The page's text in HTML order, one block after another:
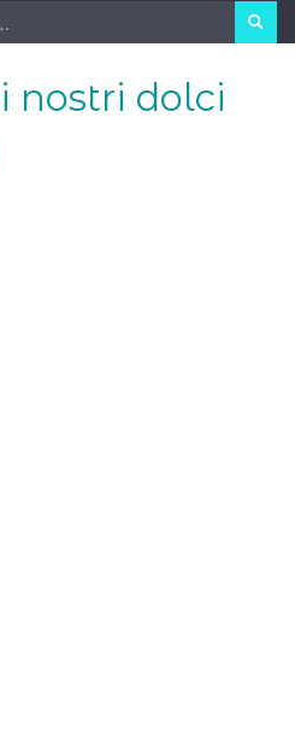
nostri dolci